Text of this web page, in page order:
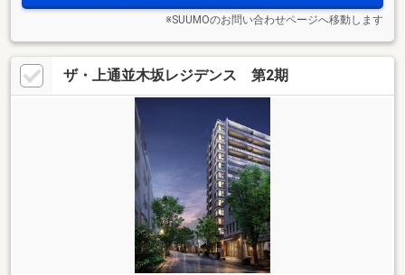
※SUUMOのお問い合わせページへ移動します
ザ・上通並木坂レジデンス 第2期